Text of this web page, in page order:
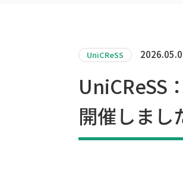
UniCReSS
UniCReSS
開催しまし